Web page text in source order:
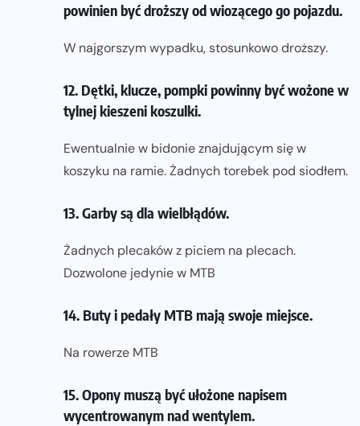
powinien być droższy od wiozącego go pojazdu.
W najgorszym wypadku, stosunkowo droższy.
12. Dętki, klucze, pompki powinny być wożone w
tylnej kieszeni koszulki.
Ewentualnie w bidonie znajdującym się w
koszyku na ramie. Żadnych torebek pod siodłem.
13. Garby są dla wielbłądów.
Żadnych plecaków z piciem na plecach.
Dozwolone jedynie w MTB
14. Buty i pedały MTB mają swoje miejsce.
Na rowerze MTB
15. Opony muszą być ułożone napisem
wycentrowanym nad wentylem.